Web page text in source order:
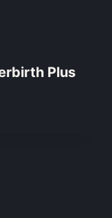
Plus